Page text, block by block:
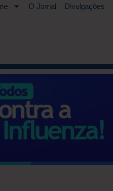
O Jornal Divulgações